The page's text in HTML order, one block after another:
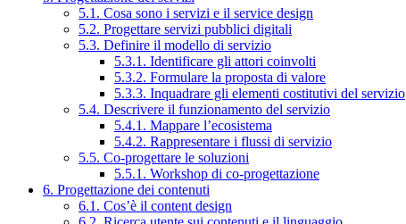
5.1. Cosa sono i servizi e il service design
5.2. Progettare servizi pubblici digitali
5.3. Definire il modello di servizio
5.3.1. Identificare gli attori coinvolti
5.3.2. Formulare la proposta di valore
5.3.3. Inquadrare gli elementi costitutivi del servizio
5.4. Descrivere il funzionamento del servizio
5.4.1. Mappare l’ecosistema
5.4.2. Rappresentare i flussi di servizio
5.5. Co-progettare le soluzioni
5.5.1. Workshop di co-progettazione
6. Progettazione dei contenuti
6.1. Cos’è il content design